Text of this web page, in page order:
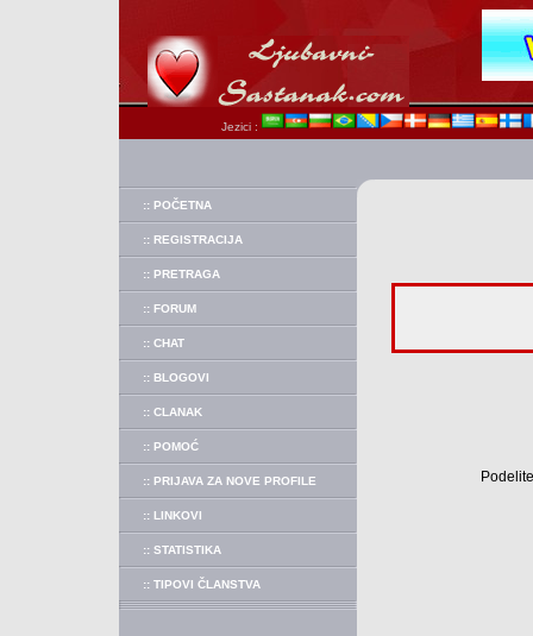
Jezici :
:: POČETNA
:: REGISTRACIJA
:: PRETRAGA
:: FORUM
:: CHAT
:: BLOGOVI
:: CLANAK
:: POMOĆ
:: PRIJAVA ZA NOVE PROFILE
:: LINKOVI
:: STATISTIKA
:: TIPOVI ČLANSTVA